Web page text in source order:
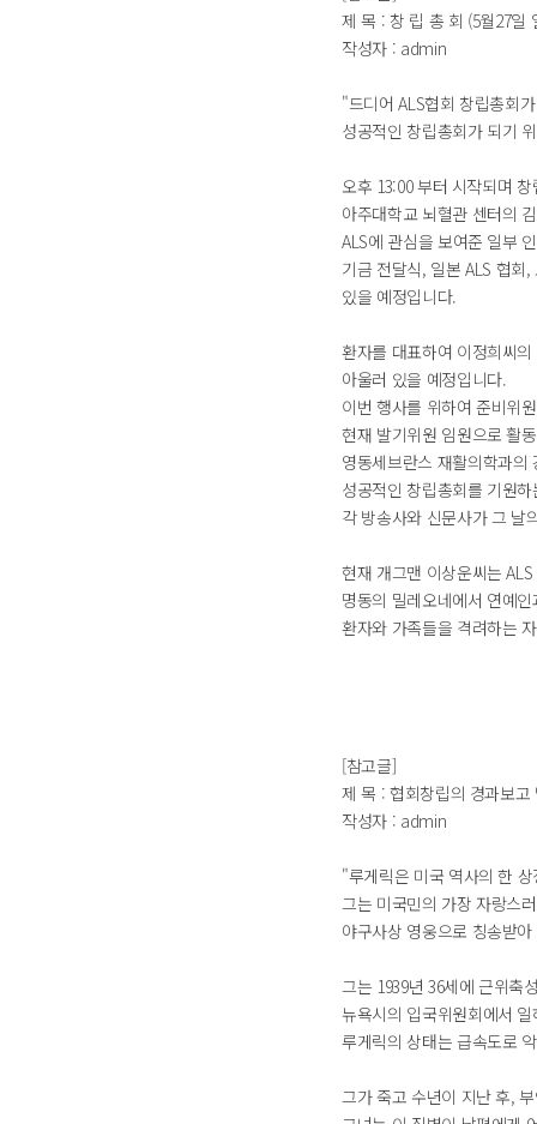
제 목 : 창 립 총 회 (5월27일
작성자 : admin
"드디어 ALS협회 창립총회
성공적인 창립총회가 되기
오후 13:00 부터 시작되며
아주대학교 뇌혈관 센터의
ALS에 관심을 보여준 일부
기금 전달식, 일본 ALS 협회
있을 예정입니다.
환자를 대표하여 이정희씨
아울러 있을 예정입니다.
이번 행사를 위하여 준비위
현재 발기위원 임원으로 활
영동세브란스 재활의학과
성공적인 창립총회를 기원
각 방송사와 신문사가 그 날
현재 개그맨 이상운씨는
명동의 밀레오네에서 연예
환자와 가족들을 격려하는
[참고글]
제 목 : 협회창립의 경과보고
작성자 : admin
"루게릭은 미국 역사의 한
그는 미국민의 가장 자랑스
야구사상 영웅으로 칭송받
그는 1939년 36세에 근위축
뉴욕시의 입국위원회에서
루게릭의 상태는 급속도로
그가 죽고 수년이 지난 후,